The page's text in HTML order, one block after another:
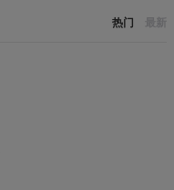
热门 最新